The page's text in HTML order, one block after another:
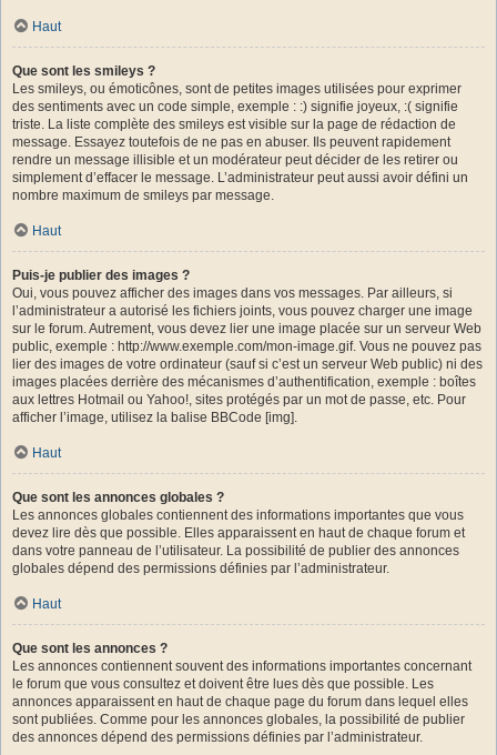
Haut
Que sont les smileys ?
Les smileys, ou émoticônes, sont de petites images utilisées pour exprimer
des sentiments avec un code simple, exemple : :) signifie joyeux, :( signifie
triste. La liste complète des smileys est visible sur la page de rédaction de
message. Essayez toutefois de ne pas en abuser. Ils peuvent rapidement
rendre un message illisible et un modérateur peut décider de les retirer ou
simplement d’effacer le message. L’administrateur peut aussi avoir défini un
nombre maximum de smileys par message.
Haut
Puis-je publier des images ?
Oui, vous pouvez afficher des images dans vos messages. Par ailleurs, si
l’administrateur a autorisé les fichiers joints, vous pouvez charger une image
sur le forum. Autrement, vous devez lier une image placée sur un serveur Web
public, exemple : http://www.exemple.com/mon-image.gif. Vous ne pouvez pas
lier des images de votre ordinateur (sauf si c’est un serveur Web public) ni des
images placées derrière des mécanismes d’authentification, exemple : boîtes
aux lettres Hotmail ou Yahoo!, sites protégés par un mot de passe, etc. Pour
afficher l’image, utilisez la balise BBCode [img].
Haut
Que sont les annonces globales ?
Les annonces globales contiennent des informations importantes que vous
devez lire dès que possible. Elles apparaissent en haut de chaque forum et
dans votre panneau de l’utilisateur. La possibilité de publier des annonces
globales dépend des permissions définies par l’administrateur.
Haut
Que sont les annonces ?
Les annonces contiennent souvent des informations importantes concernant
le forum que vous consultez et doivent être lues dès que possible. Les
annonces apparaissent en haut de chaque page du forum dans lequel elles
sont publiées. Comme pour les annonces globales, la possibilité de publier
des annonces dépend des permissions définies par l’administrateur.